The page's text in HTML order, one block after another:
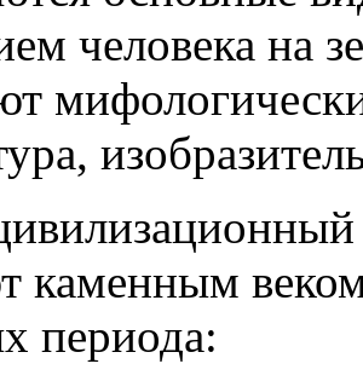
человека на
каменным
периода: